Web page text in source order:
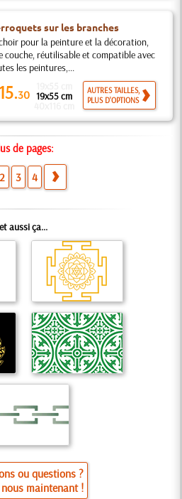
sur les branches
pour la peinture et la décoration,
couche, réutilisable et compatible avec
les peintures,...
30 19x55 cm
AUTRES TAILLES,
PLUS D'OPTIONS
de pages:
2 3 4
et aussi ça...
ou questions ?
maintenant !